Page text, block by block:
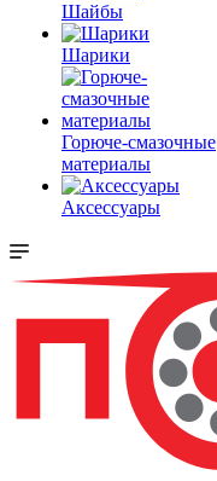
Шайбы
Шарики
Горюче-смазочные
материалы
Аксессуары